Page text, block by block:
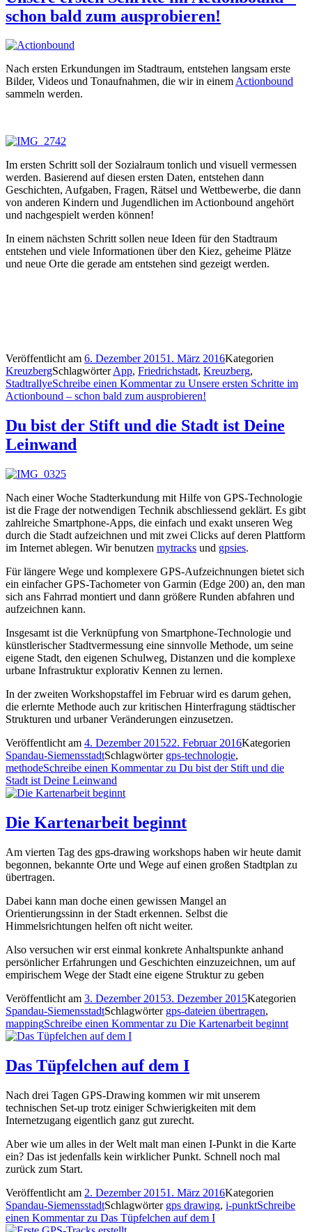
schon bald zum ausprobieren!
Nach ersten Erkundungen im Stadtraum, entstehen langsam erste
Bilder, Videos und Tonaufnahmen, die wir in einemActionbound
sammeln werden.
Im ersten Schritt soll der Sozialraum tonlich und visuell vermessen
werden. Basierend auf diesen ersten Daten, entstehen dann
Geschichten, Aufgaben, Fragen, Rätsel und Wettbewerbe, die dann
von anderen Kindern und Jugendlichen im Actionbound angehört
und nachgespielt werden können!
In einem nächsten Schritt sollen neue Ideen für den Stadtraum
entstehen und viele Informationen über den Kiez, geheime Plätze
und neue Orte die gerade am entstehen sind gezeigt werden.
Veröffentlicht am 6. Dezember 20151. März 2016Kategorien
KreuzbergSchlagwörterApp, Friedrichstadt, Kreuzberg,
StadtrallyeSchreibe einen Kommentarzu Unsere ersten Schritte im
Actionbound – schon bald zum ausprobieren!
Du bist der Stift und die Stadt ist Deine
Leinwand
Nach einer Woche Stadterkundung mit Hilfe von GPS-Technologie
ist die Frage der notwendigen Technik abschliessend geklärt. Es gibt
zahlreiche Smartphone-Apps, die einfach und exakt unseren Weg
durch die Stadt aufzeichnen und mit zwei Clicks auf deren Plattform
im Internet ablegen. Wir benutzen mytracks und gpsies.
Für längere Wege und komplexere GPS-Aufzeichnungen bietet sich
ein einfacher GPS-Tachometer von Garmin (Edge 200) an, den man
sich ans Fahrrad montiert und dann größere Runden abfahren und
aufzeichnen kann.
Insgesamt ist die Verknüpfung von Smartphone-Technologie und
künstlerischer Stadtvermessung eine sinnvolle Methode, um seine
eigene Stadt, den eigenen Schulweg, Distanzen und die komplexe
urbane Infrastruktur explorativ Kennen zu lernen.
In der zweiten Workshopstaffel im Februar wird es darum gehen,
die erlernte Methode auch zur kritischen Hinterfragung städtischer
Strukturen und urbaner Veränderungen einzusetzen.
Veröffentlicht am 4. Dezember 201522. Februar 2016Kategorien
Spandau-SiemensstadtSchlagwörter gps-technologie,
methodeSchreibe einen Kommentarzu Du bist der Stift und die
Stadt ist Deine Leinwand
Die Kartenarbeit beginnt
Am vierten Tag des gps-drawing workshops haben wir heute damit
begonnen, bekannte Orte und Wege auf einen großen Stadtplan zu
übertragen.
Dabei kann man doche einen gewissen Mangel an
Orientierungssinn in der Stadt erkennen. Selbst die
Himmelsrichtungen helfen oft nicht weiter.
Also versuchen wir erst einmal konkrete Anhaltspunkte anhand
persönlicher Erfahrungen und Geschichten einzuzeichnen, um auf
empirischem Wege der Stadt eine eigene Struktur zu geben
Veröffentlicht am 3. Dezember 20153. Dezember 2015Kategorien
Spandau-SiemensstadtSchlagwörter gps-dateien übertragen,
mappingSchreibe einen Kommentarzu Die Kartenarbeit beginnt
Das Tüpfelchen auf dem I
Nach drei Tagen GPS-Drawing kommen wir mit unserem
technischen Set-up trotz einiger Schwierigkeiten mit dem
Internetzugang eigentlich ganz gut zurecht.
Aber wie um alles in der Welt malt man einen I-Punkt in die Karte
ein? Das ist jedenfalls kein wirklicher Punkt. Schnell noch mal
zurück zum Start.
Veröffentlicht am 2. Dezember 20151. März 2016Kategorien
Spandau-SiemensstadtSchlagwörter gps drawing, i-punktSchreibe
einen Kommentarzu Das Tüpfelchen auf dem I